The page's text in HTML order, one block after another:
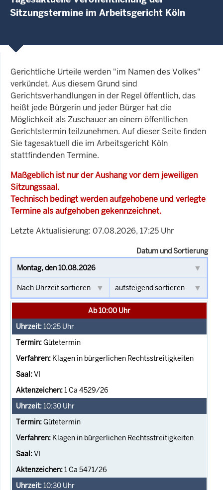
Sitzungstermine im Arbeitsgericht Köln
Gerichtliche Urteile werden "im Namen des Volkes"
verkündet. Aus diesem Grund sind
Gerichtsverhandlungen in der Regel öffentlich, das
heißt jede Bürgerin und jeder Bürger hat die
Möglichkeit als Zuschauer an einem öffentlichen
Gerichtstermin teilzunehmen. Auf dieser Seite finden
Sie tagesaktuell die im Arbeitsgericht Köln
stattfindenden Termine.
Maßgeblich ist nur der Aushang vor dem jeweiligen
Sitzungssaal.
Technisch bedingt werden aufgehobene und verlegte
Termine als aufgehoben gekennzeichnet.
Letzte Aktualisierung: 07.08.2026, 17:25 Uhr
Datum und Sortierung
Ab 10:00 Uhr
10:25 Uhr
Gütetermin
Klagen in bürgerlichen Rechtsstreitigkeiten
VI
1 Ca 4529/26
10:30 Uhr
Gütetermin
Klagen in bürgerlichen Rechtsstreitigkeiten
VI
1 Ca 5471/26
10:30 Uhr